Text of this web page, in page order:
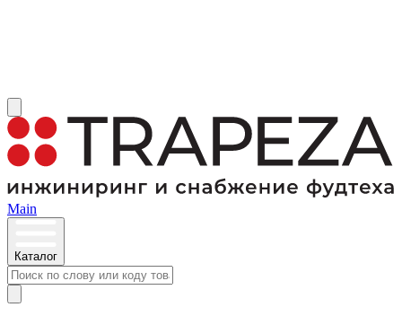
Main
Каталог